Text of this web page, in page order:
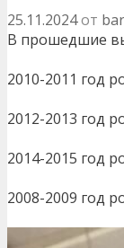
25.11.2024от
В прошедшие
2010-2011 год
2012-2013 год
2014-2015 год
2008-2009 год